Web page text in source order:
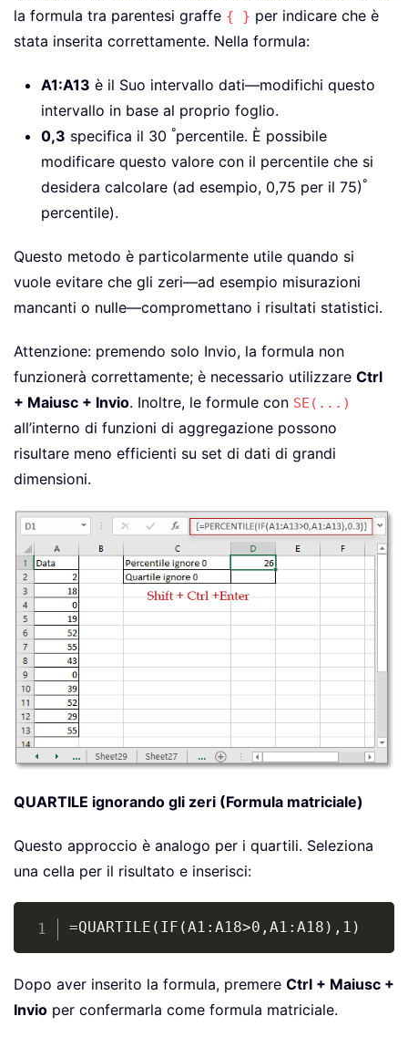
la formula tra parentesi graffe { } per indicare che è
stata inserita correttamente. Nella formula:
A1:A13 è il Suo intervallo dati—modifichi questo
intervallo in base al proprio foglio.
0,3 specifica il 30 °percentile. È possibile
modificare questo valore con il percentile che si
desidera calcolare (ad esempio, 0,75 per il 75)°
percentile).
Questo metodo è particolarmente utile quando si
vuole evitare che gli zeri—ad esempio misurazioni
mancanti o nulle—compromettano i risultati statistici.
Attenzione: premendo solo Invio, la formula non
funzionerà correttamente; è necessario utilizzare Ctrl
+ Maiusc + Invio. Inoltre, le formule con SE(...)
all’interno di funzioni di aggregazione possono
risultare meno efficienti su set di dati di grandi
dimensioni.
QUARTILE ignorando gli zeri (Formula matriciale)
Questo approccio è analogo per i quartili. Seleziona
una cella per il risultato e inserisci:
=QUARTILE(IF(A1:A18>0,A1:A18),1)
Copy
Dopo aver inserito la formula, premere Ctrl + Maiusc +
Invio per confermarla come formula matriciale.